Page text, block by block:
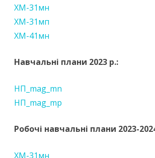
ХМ-31мн
ХМ-31мп
ХМ-41мн
Навчальні плани 2023 р.:
НП_mag_mn
НП_mag_mp
Робочі навчальні плани 2023-
ХМ-31мн